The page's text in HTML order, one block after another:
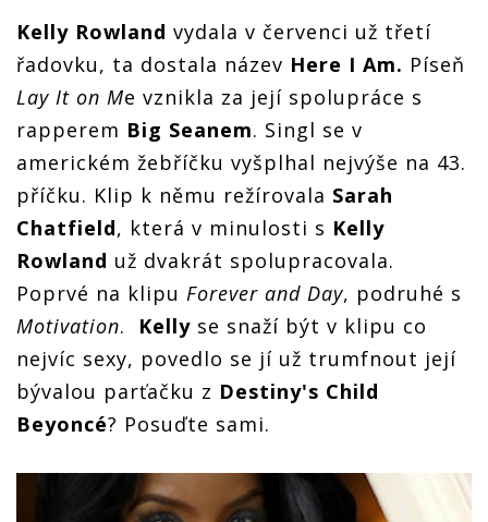
Kelly Rowland vydala v červenci už třetí
řadovku, ta dostala název Here I Am. Píseň
Lay It on Me vznikla za její spolupráce s
rapperem Big Seanem. Singl se v
americkém žebříčku vyšplhal nejvýše na 43.
příčku. Klip k němu režírovala Sarah
Chatfield, která v minulosti s Kelly
Rowland už dvakrát spolupracovala.
Poprvé na klipu Forever and Day, podruhé s
Motivation. Kelly se snaží být v klipu co
nejvíc sexy, povedlo se jí už trumfnout její
bývalou parťačku z Destiny's Child
Beyoncé? Posuďte sami.